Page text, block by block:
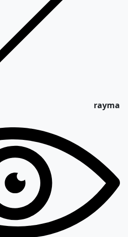
rayma